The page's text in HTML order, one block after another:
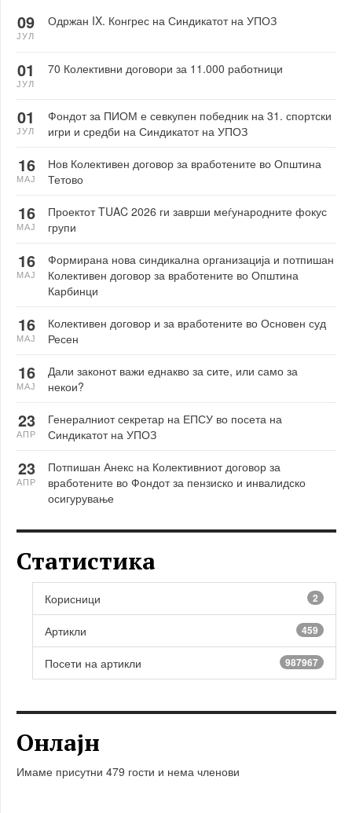
Одржан IX. Конгрес на Синдикатот на УПОЗ
09
ЈУЛ
70 Колективни договори за 11.000 работници
01
ЈУЛ
Фондот за ПИОМ е севкупен победник на 31. спортски
игри и средби на Синдикатот на УПОЗ
01
ЈУЛ
Нов Колективен договор за вработените во Општина
Тетово
16
МАЈ
Проектот TUAC 2026 ги заврши меѓународните фокус
групи
16
МАЈ
Формирана нова синдикална организација и потпишан
Колективен договор за вработените во Општина
Карбинци
16
МАЈ
Колективен договор и за вработените во Основен суд
Ресен
16
МАЈ
Дали законот важи еднакво за сите, или само за
некои?
16
МАЈ
Генералниот секретар на ЕПСУ во посета на
Синдикатот на УПОЗ
23
АПР
Потпишан Анекс на Колективниот договор за
вработените во Фондот за пензиско и инвалидско
осигурување
23
АПР
Статистика
Корисници 2
Артикли 459
Посети на артикли 987967
Онлајн
Имаме присутни 479 гости и нема членови